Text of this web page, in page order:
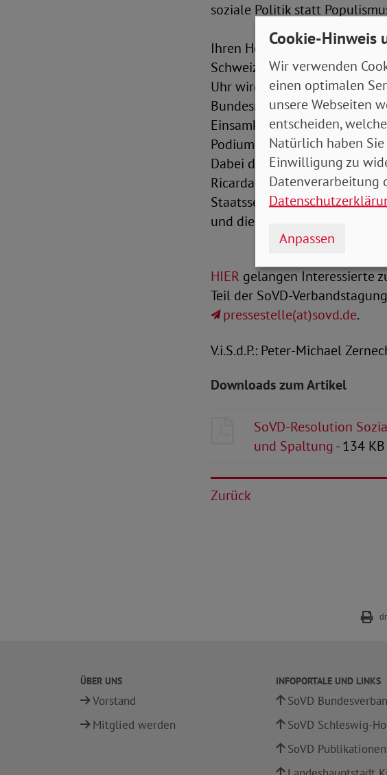
soziale Politik statt
Ihren Höhepunkt findet die
Schweizer Hof in Berlin am
Uhr wird die Wechselwirkung
Bundesministerin für Familie,
Einsamkeitsstrategie der
Podiumsdiskussion
Dabei diskutieren unter
Ricarda Lang und SPD-
Staatssekretär im
und die Vorsitzende der
HIER gelangen Interessierte
Teil der SoVD-
pressestelle(at)sovd.de.
V.i.S.d.P.: Peter-Michael
Downloads zum Artikel
SoVD-Resolution
und Spaltung- 134 KB
Zurück
ÜBER UNS
Vorstand
Mitglied werden
INFOPORTALE UND LINKS
SoVD
SoVD Schleswig-
SoVD Publikationen
Cookie-Hinweis
Wir verwenden
einen optimalen
unsere Webseiten
entscheiden,
Natürlich haben
Einwilligung zu
Datenverarbeitung
Anpassen